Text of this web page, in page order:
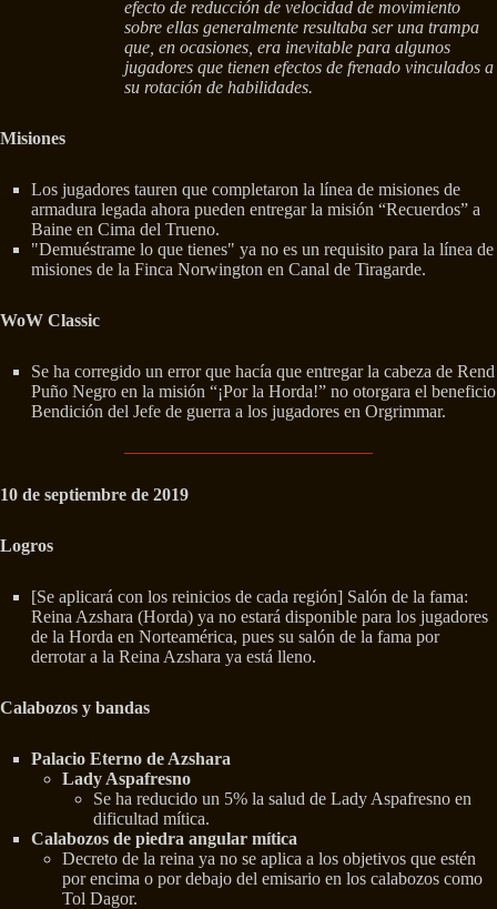
efecto de reducción de velocidad de movimiento
sobre ellas generalmente resultaba ser una trampa
que, en ocasiones, era inevitable para algunos
jugadores que tienen efectos de frenado vinculados a
su rotación de habilidades.
Misiones
Los jugadores tauren que completaron la línea de misiones de
armadura legada ahora pueden entregar la misión “Recuerdos” a
Baine en Cima del Trueno.
"Demuéstrame lo que tienes" ya no es un requisito para la línea de
misiones de la Finca Norwington en Canal de Tiragarde.
WoW Classic
Se ha corregido un error que hacía que entregar la cabeza de Rend
Puño Negro en la misión “¡Por la Horda!” no otorgara el beneficio
Bendición del Jefe de guerra a los jugadores en Orgrimmar.
10 de septiembre de 2019
Logros
[Se aplicará con los reinicios de cada región] Salón de la fama:
Reina Azshara (Horda) ya no estará disponible para los jugadores
de la Horda en Norteamérica, pues su salón de la fama por
derrotar a la Reina Azshara ya está lleno.
Calabozos y bandas
Palacio Eterno de Azshara
Lady Aspafresno
Se ha reducido un 5% la salud de Lady Aspafresno en
dificultad mítica.
Calabozos de piedra angular mítica
Decreto de la reina ya no se aplica a los objetivos que estén
por encima o por debajo del emisario en los calabozos como
Tol Dagor.